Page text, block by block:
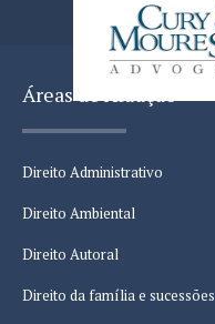
Áreas de Atuação
Direito Administrativo
Direito Ambiental
Direito Autoral
Direito da família e sucessões